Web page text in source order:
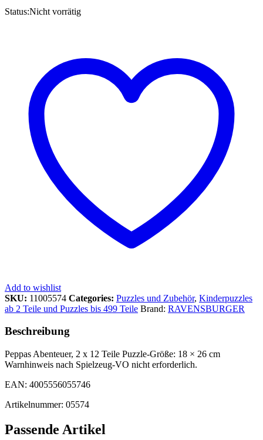
Status:Nicht vorrätig
Add to wishlist
SKU: 11005574 Categories: Puzzles und Zubehör, Kinderpuzzles
ab 2 Teile und Puzzles bis 499 Teile Brand: RAVENSBURGER
Beschreibung
Peppas Abenteuer, 2 x 12 Teile Puzzle-Größe: 18 × 26 cm
Warnhinweis nach Spielzeug-VO nicht erforderlich.
EAN: 4005556055746
Artikelnummer: 05574
Passende Artikel